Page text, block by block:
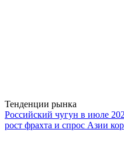
Тенденции рынка
Российский чугун в июле
рост фрахта и спрос Азии